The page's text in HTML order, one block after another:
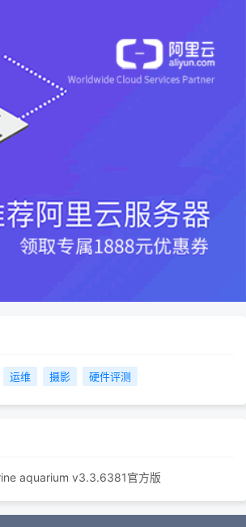
运维 摄影 硬件评测
aquarium v3.3.6381官方版